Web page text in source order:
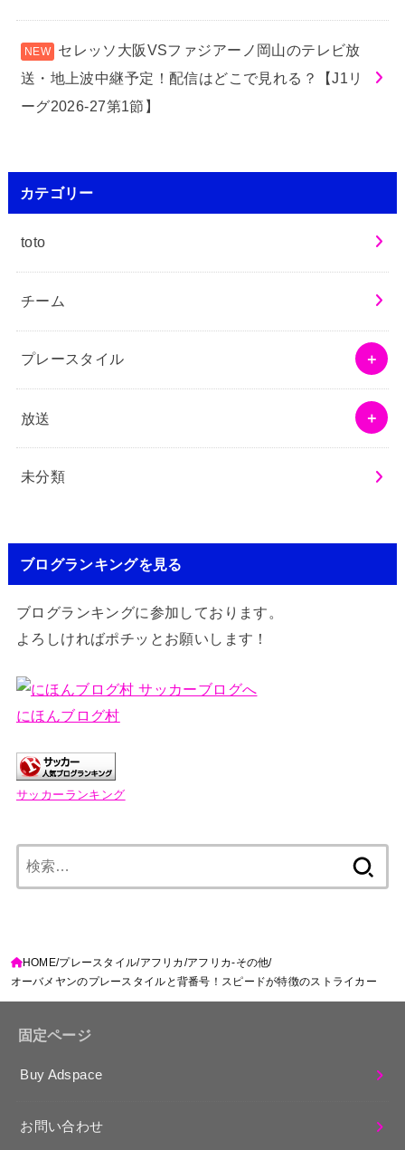
セレッソ大阪VSファジアーノ岡山のテレビ放
送・地上波中継予定！配信はどこで見れる？【J1リ
ーグ2026-27第1節】
カテゴリー
toto
チーム
プレースタイル
放送
未分類
ブログランキングを見る
ブログランキングに参加しております。
よろしければポチッとお願いします！
にほんブログ村
サッカーランキング
索:
HOME プレースタイル アフリカ アフリカ-その他
オーバメヤンのプレースタイルと背番号！スピードが特徴のストライカー
固定ページ
Buy Adspace
お問い合わせ